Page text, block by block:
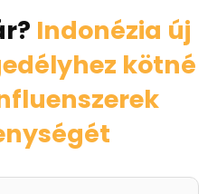
Indonézia új
kötné